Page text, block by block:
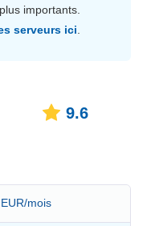
importants.
serveurs ici.
9.6
mois